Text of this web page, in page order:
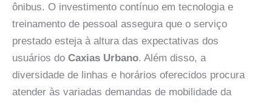
ônibus. O investimento contínuo em tecnologia e
treinamento de pessoal assegura que o serviço
prestado esteja à altura das expectativas dos
usuários do Caxias Urbano. Além disso, a
diversidade de linhas e horários oferecidos procura
atender às variadas demandas de mobilidade da